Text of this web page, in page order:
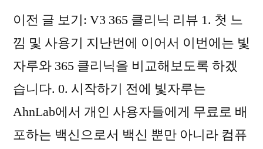
이전 글 보기: V3 365 클리닉 리뷰 1. 첫 느
낌 및 사용기 지난번에 이어서 이번에는 빛
자루와 365 클리닉을 비교해보도록 하겠
습니다. 0. 시작하기 전에 빛자루는
AhnLab에서 개인 사용자들에게 무료로 배
포하는 백신으로서 백신 뿐만 아니라 컴퓨